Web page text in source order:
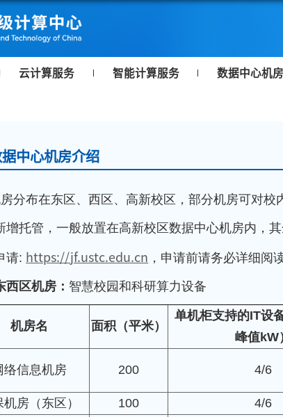
云计算服务 智能计算服务 数据中心机
中心机房介绍
分布在东区、西区、高新校区，部分机房可对校
增托管，一般放置在高新校区数据中心机房内，其
请: https://jf.ustc.edu.cn ， 申请前请务必详细阅
西区机房： 智慧校园和科研算力设备
机房名 面积（平米）
单机柜支持的IT设
峰值kW
络信息机房 200 4/6
房（东区）
100 4/6